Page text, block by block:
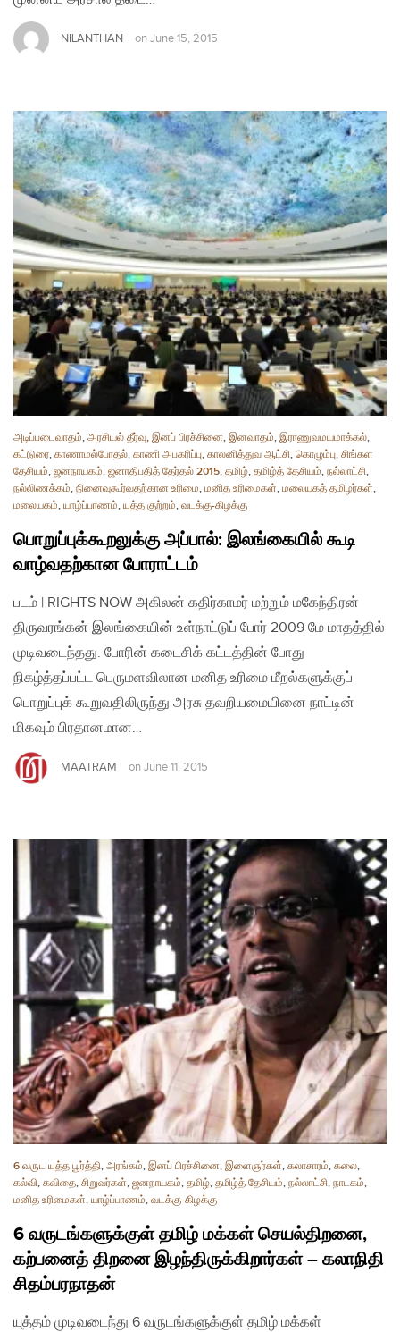
NILANTHAN on June 15, 2015
அடிப்படைவாதம், அரசியல் தீர்வு, இனப் பிரச்சினை, இனவாதம், இராணுவமயமாக்கல்,
கட்டுரை, காணாமல்போதல், காணி அபகரிப்பு, காலனித்துவ ஆட்சி, கொழும்பு, சிங்கள
தேசியம், ஜனநாயகம், ஜனாதிபதித் தேர்தல் 2015, தமிழ், தமிழ்த் தேசியம், நல்லாட்சி,
நல்லிணக்கம், நினைவுகூர்வதற்கான உரிமை, மனித உரிமைகள், மலையகத் தமிழர்கள்,
மலையகம், யாழ்ப்பாணம், யுத்த குற்றம், வடக்கு-கிழக்கு
பொறுப்புக்கூறலுக்கு அப்பால்: இலங்கையில் கூடி
வாழ்வதற்கான போராட்டம்
படம் | RIGHTS NOW அகிலன் கதிர்காமர் மற்றும் மகேந்திரன்
திருவரங்கன் இலங்கையின் உள்நாட்டுப் போர் 2009 மே மாதத்தில்
முடிவடைந்தது. போரின் கடைசிக் கட்டத்தின் போது
நிகழ்த்தப்பட்ட பெருமளவிலான மனித உரிமை மீறல்களுக்குப்
பொறுப்புக் கூறுவதிலிருந்து அரசு தவறியமையினை நாட்டின்
மிகவும் பிரதானமான…
MAATRAM on June 11, 2015
6 வருட யுத்த பூர்த்தி, அரங்கம், இனப் பிரச்சினை, இளைஞர்கள், கலாசாரம், கலை,
கல்வி, கவிதை, சிறுவர்கள், ஜனநாயகம், தமிழ், தமிழ்த் தேசியம், நல்லாட்சி, நாடகம்,
மனித உரிமைகள், யாழ்ப்பாணம், வடக்கு-கிழக்கு
6 வருடங்களுக்குள் தமிழ் மக்கள் செயல்திறனை,
கற்பனைத் திறனை இழந்திருக்கிறார்கள் – கலாநிதி
சிதம்பரநாதன்
யுத்தம் முடிவடைந்து 6 வருடங்களுக்குள் தமிழ் மக்கள்